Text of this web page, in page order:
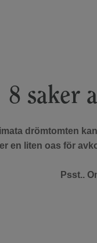
8 saker
drömtomten
en liten oas för
Psst..